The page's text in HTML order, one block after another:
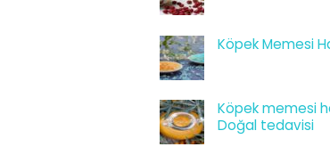
Köpek Memesi
Köpek memesi
Doğal tedavisi